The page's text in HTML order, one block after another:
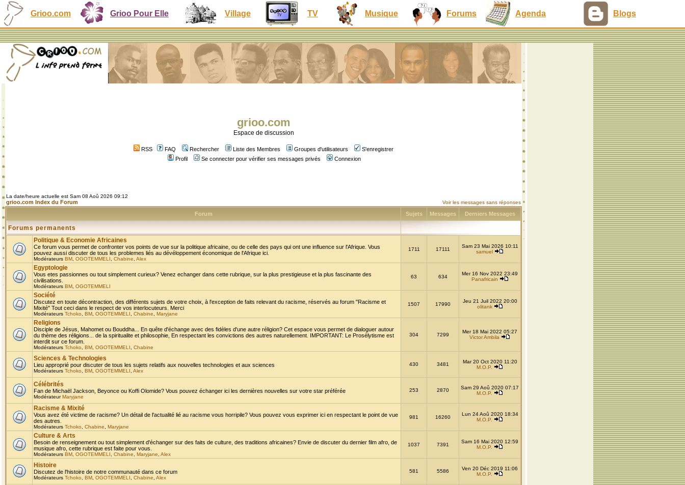
Grioo.com Grioo Pour Elle Village TV Musique Forums Agenda Blogs
grioo.com
Espace de discussion
RSS FAQ Rechercher Liste des Membres Groupes d'utilisateurs
S'enregistrer
Profil
Se connecter pour vérifier ses messages privés Connexion
La date/heure actuelle est Sam 08 Aoû 2026 09:12
grioo.com Index du Forum Voir les messages sans réponses
Forum Sujets Messages Derniers Messages
Forums permanents
Politique & Economie Africaines
Ce forum vous permet de confronter vos points de vue sur la politique africaine, ou de celle des pays qui ont une influence sur l'Afrique. Vous
pouvez aussi discuter de tous les problemes liés au dévéloppement économique de l'Afrique ici.
Modérateurs BM OGOTEMMELI Chabine Alex
1711 17111
Sam 23 Mai 2026 10:11
samuel
Egyptologie
Vous etes passionnes ou tout simplement curieux? Venez echanger dans cette rubrique, sur la plus prestigieuse et la plus fascinante des
civilisations.
Modérateurs BM OGOTEMMELI
63 634
Mer 16 Nov 2022 23:49
Panafricain
Société
Discutez en toute décontraction, des différents sujets de votre choix, à l'exception de faits relevant du racisme, réservés au forum "Racisme et
Mixité" Tout ceci dans le respect de vos interlocuteurs. Merci
Modérateurs Tchoko BM OGOTEMMELI Chabine Maryjane
1507 17990
Jeu 21 Juil 2022 20:00
olitank
Religions
Disciple de Jésus, Mahomet ou Bouddha... En quête d'échange avec des fidèles d'une autre réligion? Cet espace vous permet de dialoguer autour
du thème des réligions... de la spiritualite et philosophie, En respectant les convictions des autres naturellement. IMPORTANT: Le Prosélytisme est
interdit sur ce forum.
Modérateurs Tchoko BM OGOTEMMELI Chabine
304 7299
Mer 18 Mai 2022 05:27
Victor Ambila
Sciences & Technologies
Lieu approprié pour discuter de tous les sujets relatifs aux nouvelles technologies et aux sciences
Modérateurs Tchoko BM OGOTEMMELI Alex
430 3481
Mar 20 Oct 2020 11:20
M.O.P.
Célébrités
Fan de Michaël Jackson, Beyonce ou Koffi Olomide? Vous pouvez échanger ici les dernières nouvelles sur votre star préférée
ModérateurMaryjane
253 2870
Sam 29 Aoû 2020 07:17
M.O.P.
Racisme & Mixité
Vous avez été victime de racisme? Un détail de l'actualité lié au racisme vous horripile? Vous pouvez vous exprimer ici en respectant le point de vue
des autres.
Modérateurs Tchoko Chabine Maryjane
981 16260
Lun 24 Aoû 2020 18:34
M.O.P.
Culture & Arts
Besoin de renseignement ou tout simplement d'échanger sur des faits de culture, des traditions africaines? Envie de discuter du dernier film afro, de
musique afro, cette rubrique est faite pour vous.
Modérateurs BM OGOTEMMELI Chabine Maryjane Alex
1037 7391
Sam 16 Mai 2020 12:59
M.O.P.
Histoire
Discutez de l'histoire de notre communauté dans ce forum
Modérateurs Tchoko BM OGOTEMMELI Chabine Alex
581 5586
Ven 20 Déc 2019 11:06
M.O.P.